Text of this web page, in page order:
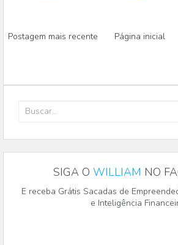
Postagem mais recente Página inicial
SIGA O WILLIAM NO
E receba Grátis Sacadas de
e Inteligência